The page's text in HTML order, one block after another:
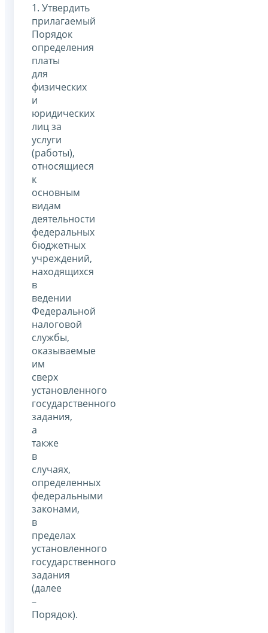
1. Утвердить
прилагаемый
Порядок
определения
платы
для
физических
и
юридических
лиц за
услуги
(работы),
относящиеся
к
основным
видам
деятельности
федеральных
бюджетных
учреждений,
находящихся
в
ведении
Федеральной
налоговой
службы,
оказываемые
им
сверх
установленного
государственного
задания,
а
также
в
случаях,
определенных
федеральными
законами,
в
пределах
установленного
государственного
задания
(далее
–
Порядок).